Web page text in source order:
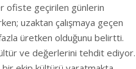
ofiste geçirilen günlerin
uzaktan çalışmaya geçen
üretken olduğunu belirtti.
ve değerlerini tehdit ediyor.